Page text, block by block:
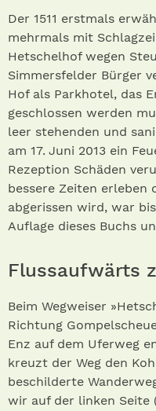
Der 1511 erstmals
mehrmals mit
Hetschelhof wegen
Simmersfelder Bürger
Hof als Parkhotel, das
geschlossen werden
leer stehenden und
am 17. Juni 2013 ein
Rezeption Schäden
bessere Zeiten erleben
abgerissen wird, war
Auflage dieses Buchs
Flussaufwärts
Beim Wegweiser
Richtung
Enz auf dem Uferweg
kreuzt der Weg den
beschilderte
wir auf der linken Seite